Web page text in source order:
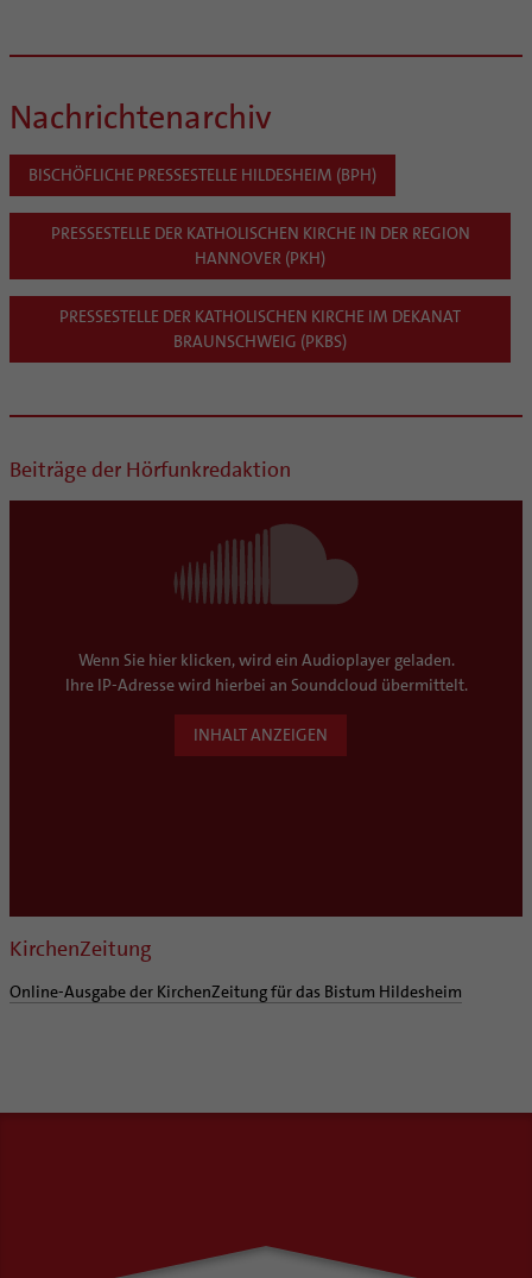
Nachrichtenarchiv
BISCHÖFLICHE PRESSESTELLE HILDESHEIM (BPH)
PRESSESTELLE DER KATHOLISCHEN KIRCHE IN DER REGION
HANNOVER (PKH)
PRESSESTELLE DER KATHOLISCHEN KIRCHE IM DEKANAT
BRAUNSCHWEIG (PKBS)
Beiträge der Hörfunkredaktion
Wenn Sie hier klicken, wird ein Audioplayer geladen.
Ihre IP-Adresse wird hierbei an Soundcloud übermittelt.
INHALT ANZEIGEN
KirchenZeitung
Online-Ausgabe der KirchenZeitung für das Bistum Hildesheim